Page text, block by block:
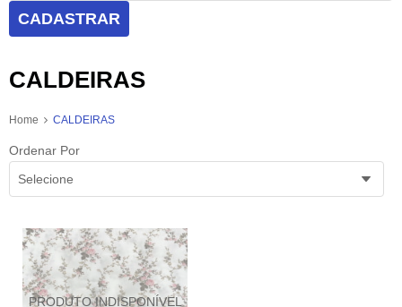
CADASTRAR
CALDEIRAS
Home CALDEIRAS
Ordenar Por
Selecione